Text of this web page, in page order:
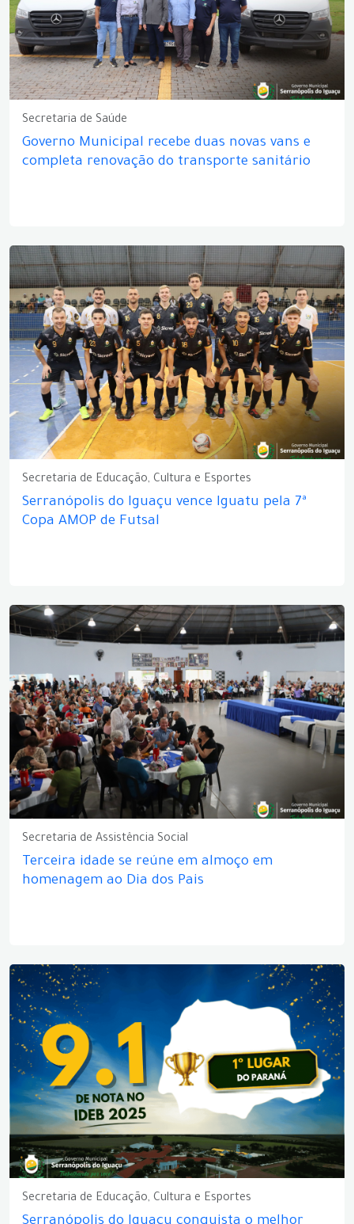
Secretaria de Saúde
Governo Municipal recebe duas novas vans e
completa renovação do transporte sanitário
Secretaria de Educação, Cultura e Esportes
Serranópolis do Iguaçu vence Iguatu pela 7ª
Copa AMOP de Futsal
Secretaria de Assistência Social
Terceira idade se reúne em almoço em
homenagem ao Dia dos Pais
Secretaria de Educação, Cultura e Esportes